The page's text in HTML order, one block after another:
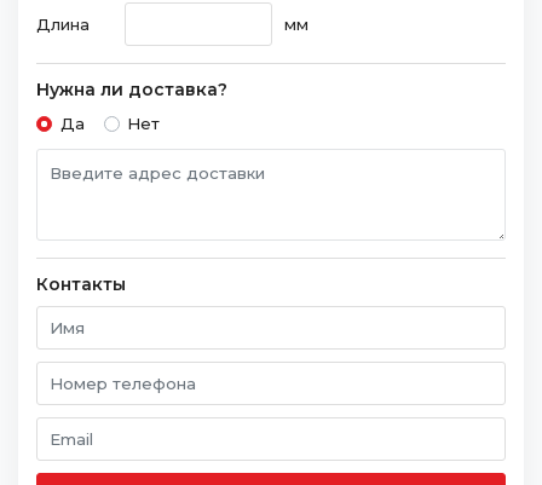
Длина мм
Нужна ли доставка?
Да Нет
Контакты